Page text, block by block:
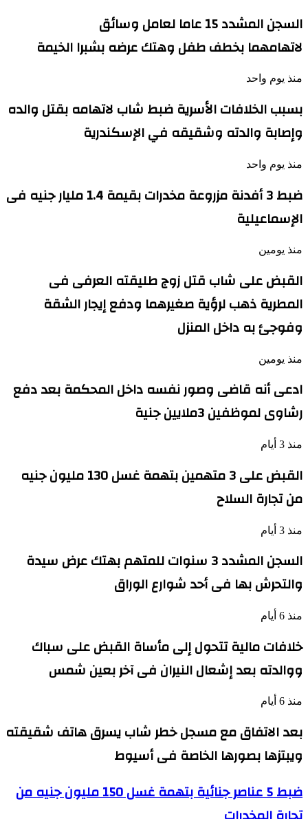
السجن المشدد 15 عاما لعامل وسائق
لاتهامهما بخطف طفل وهتك عرضه بشبرا الخيمة
منذ يوم واحد
بسبب الخلافات الأسرية ضبط شاب لاتهامه بقتل والده
وإصابة والدته وشقيقه في الإسكندرية
منذ يوم واحد
ضبط 3 أفدنة مزروعة مخدرات بقيمة 1.4 مليار جنيه فى
الإسماعيلية
منذ يومين
القبض على شاب قتل زوج طليقته العرفى فى
المطرية ذهب لرؤية صغيرهما ودفع إيجار الشقة
وفوجئ به داخل المنزل
منذ يومين
ادعى أنه قاضى وصور نفسه داخل المحكمة بعد دفع
رشاوى لموظفين 3ملايين جنية
منذ 3 أيام
القبض على 3 متهمين بتهمة غسل 130 مليون جنيه
من تجارة السلاح
منذ 3 أيام
السجن المشدد 3 سنوات للمتهم بهتك عرض سيدة
والتحرش بها فى أحد شوارع الوراق
منذ 6 أيام
خلافات مالية تتحول إلى مأساة القبض على سباك
ووالدته بعد إشعال النيران فى آخر بعين شمس
منذ 6 أيام
بعد الاتفاق مع مسجل خطر شاب يسرق هاتف شقيقته
ويبتزها بصورها الخاصة فى أسيوط
ضبط
5
عناصر
ضبط 5 عناصر جنائية بتهمة غسل 150 مليون جنيه من